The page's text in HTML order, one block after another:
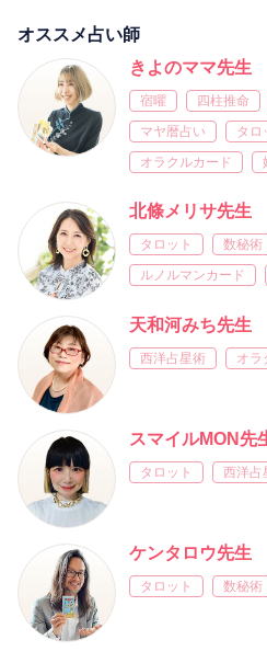
オススメ占い師
きよのママ先生
宿曜 四柱推命
マヤ暦占い
タロ
オラクルカード
北條メリサ先生
タロット 数秘術
ルノルマンカード
天和河みち先生
西洋占星術 オラ
スマイルMON先
タロット 西洋占
ケンタロウ先生
タロット 数秘術